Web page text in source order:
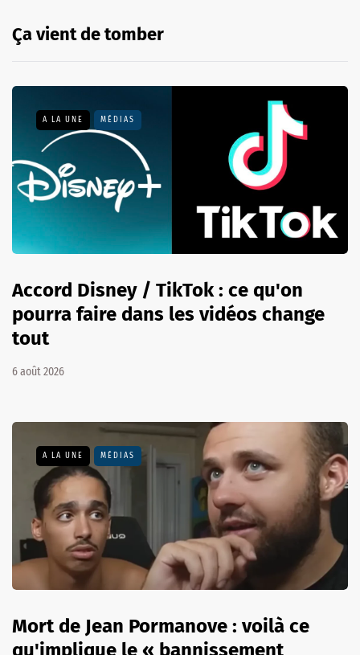
Ça vient de tomber
A LA UNE MÉDIAS
Accord Disney / TikTok : ce qu'on
pourra faire dans les vidéos change
tout
6 août 2026
A LA UNE MÉDIAS
Mort de Jean Pormanove : voilà ce